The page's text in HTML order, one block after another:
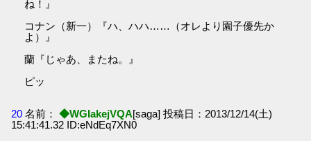
ね！』
コナン（新一）『ハ、ハハ……（オレより園子優先か
よ）』
蘭『じゃあ、またね。』
ピッ
20 名前： ◆WGIakejVQA[saga] 投稿日：2013/12/14(土)
15:41:41.32 ID:eNdEq7XN0